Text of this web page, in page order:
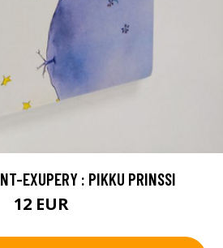
EXUPERY : PIKKU PRINSSI
12 EUR